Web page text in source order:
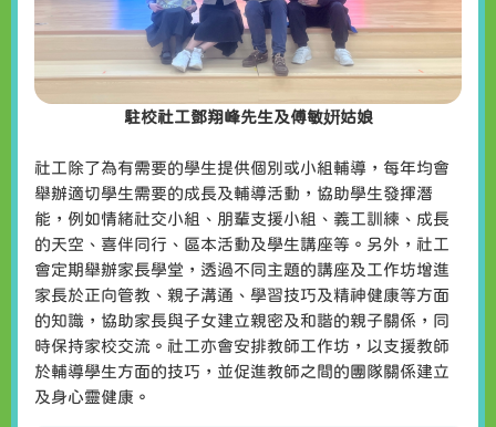
駐校社工鄧翔峰先生及傅敏姸姑娘
社工除了為有需要的學生提供個別或小組輔導，每年均會
舉辦適切學生需要的成長及輔導活動，協助學生發揮潛
能，例如情緒社交小組、朋輩支援小組、義工訓練、成長
的天空、喜伴同行、區本活動及學生講座等。另外，社工
會定期舉辦家長學堂，透過不同主題的講座及工作坊增進
家長於正向管教、親子溝通、學習技巧及精神健康等方面
的知識，協助家長與子女建立親密及和諧的親子關係，同
時保持家校交流。社工亦會安排教師工作坊，以支援教師
於輔導學生方面的技巧，並促進教師之間的團隊關係建立
及身心靈健康。